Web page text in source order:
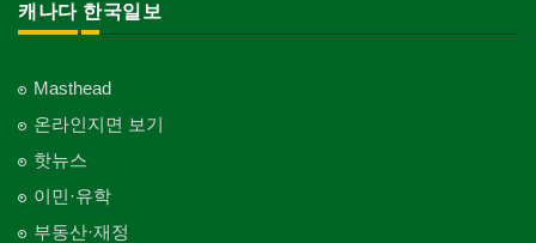
캐나다 한국일보
Masthead
온라인지면 보기
핫뉴스
이민·유학
부동산·재정